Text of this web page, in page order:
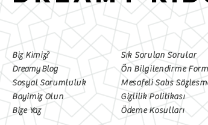
Biz Kimiz?
Dreamy Blog
Sosyal Sorumluluk
Bayimiz Olun
Bize Yaz
Sık Sorulan Sorular
Ön Bilgilendirme
Mesafeli Satıs
Gizlilik Politikası
Ödeme Kosulları